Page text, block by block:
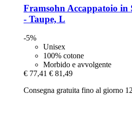
Framsohn Accappatoio in
-​ Taupe, L
-5%
Unisex
100% cotone
Morbido e avvolgente
€ 77,41 € 81,49
Consegna gratuita fino al giorno